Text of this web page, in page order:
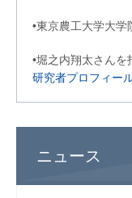
•東京農工大学大学
•堀之内翔太さん
研究者プロフィー
ニュース